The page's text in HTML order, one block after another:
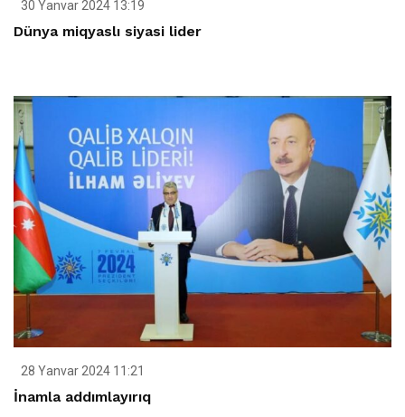
30 Yanvar 2024 13:19
Dünya miqyaslı siyasi lider
28 Yanvar 2024 11:21
İnamla addımlayırıq